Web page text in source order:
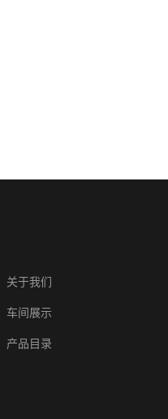
关于我们
车间展示
产品目录